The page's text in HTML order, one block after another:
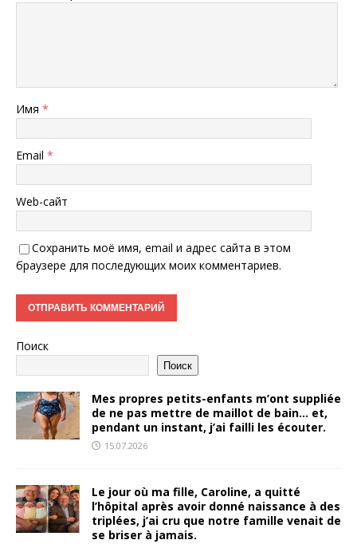
Имя *
Email *
Web-сайт
Сохранить моё имя, email и адрес сайта в этом
браузере для последующих моих комментариев.
Поиск
Поиск
Mes propres petits-enfants m’ont suppliée
de ne pas mettre de maillot de bain… et,
pendant un instant, j’ai failli les écouter.
15.07.2026
Le jour où ma fille, Caroline, a quitté
l’hôpital après avoir donné naissance à des
triplées, j’ai cru que notre famille venait de
se briser à jamais.